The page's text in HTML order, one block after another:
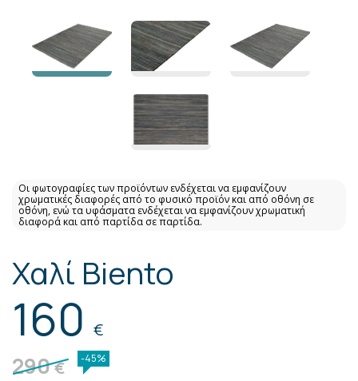
Οι φωτογραφίες των προϊόντων ενδέχεται να εμφανίζουν
χρωματικές διαφορές από το φυσικό προϊόν και από οθόνη σε
οθόνη, ενώ τα υφάσματα ενδέχεται να εμφανίζουν χρωματική
διαφορά και από παρτίδα σε παρτίδα.
Χαλί Βiento
160 €
290€ -45%